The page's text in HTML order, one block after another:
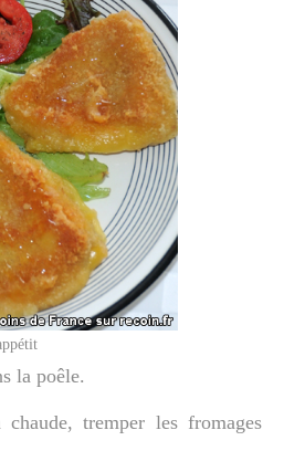
la poêle.
tremper les fromages